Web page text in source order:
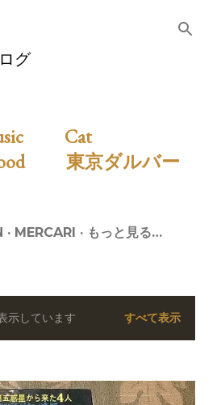
イン コンテンツに移動
グ
Cat
東京ダルバー
MERCARI もっと見る…
示しています すべて表示